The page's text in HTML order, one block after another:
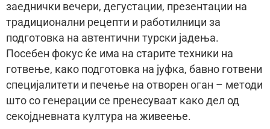
заеднички вечери, дегустации, презентации на
традиционални рецепти и работилници за
подготовка на автентични турски јадења.
Посебен фокус ќе има на старите техники на
готвење, како подготовка на јуфка, бавно готвени
специјалитети и печење на отворен оган – методи
што со генерации се пренесуваат како дел од
секојдневната култура на живеење.